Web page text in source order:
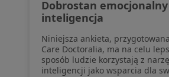
pozyskaliśmy
Polityka cookies
Jak działają wyniki
Dostępność
O nas
Dobrostan
inteligencja
Niniejsza ankieta,
Care Doctoralia, ma na celu
sposób ludzie korzystają z
inteligencji jako wsparcia dla